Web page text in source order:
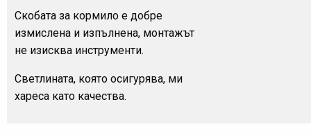
Скобата за кормило е добре
измислена и изпълнена, монтажът
не изисква инструменти.
Светлината, която осигурява, ми
хареса като качества.